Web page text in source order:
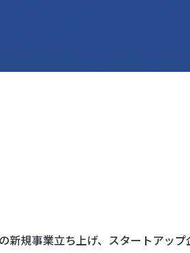
規事業立ち上げ、スタートアッ